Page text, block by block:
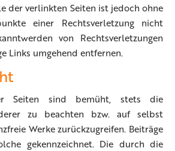
der verlinkten Seiten ist jedoch ohne
einer Rechtsverletzung nicht
von Rechtsverletzungen
Links umgehend entfernen.
Seiten sind bemüht, stets die
zu beachten bzw. auf selbst
Werke zurückzugreifen. Beiträge
gekennzeichnet. Die durch die